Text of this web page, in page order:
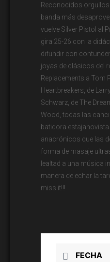
Reconocidos
banda más
vuelve Silver Pistol al
gira 25-26 con la
difundir con
joyas de clásicos del
Replacements a Tom
Heartbreakers, de
Schwarz, de The
Wood, todas las
batidora
anacrónicos que las
forma de masaje
lealtad a una música
manera de echar la
miss it!!!
FECHA